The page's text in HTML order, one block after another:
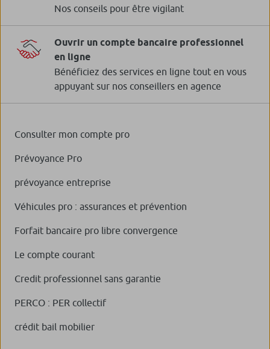
Nos conseils pour être vigilant
Ouvrir un compte bancaire professionnel
en ligne
Bénéficiez des services en ligne tout en vous
appuyant sur nos conseillers en agence
Consulter mon compte pro
Prévoyance Pro
prévoyance entreprise
Véhicules pro : assurances et prévention
Forfait bancaire pro libre convergence
Le compte courant
Credit professionnel sans garantie
PERCO : PER collectif
crédit bail mobilier